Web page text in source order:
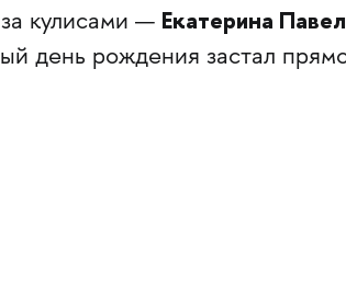
кулисами — Екатерина
день рождения застал